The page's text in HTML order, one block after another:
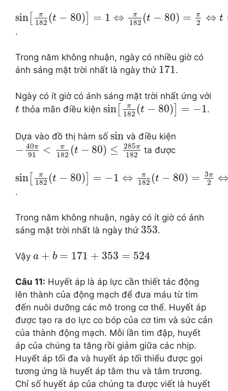
sin π
182 (t − 80) = 1 ⇔ π
182 (t − 80) = π
2 ⇔ t
.
Trong năm không nhuận, ngày có nhiều giờ có
ánh sáng mặt trời nhất là ngày thứ 171.
Ngày có ít giờ có ánh sáng mặt trời nhất ứng với
t thỏa mãn điều kiện sin[ π
182 (t − 80) = −1.
Dựa vào đồ thị hàm số sin và điều kiện
− 40π
91 < π
182 (t − 80) ≤ 285π
182 ta được
sin π
182 (t − 80) = −1 ⇔ π
182 (t − 80) = 3π
2
.
Trong năm không nhuận, ngày có ít giờ có ánh
sáng mặt trời nhất là ngày thứ 353.
Vậy a + b = 171 + 353 = 524
Câu 11: Huyết áp là áp lực cần thiết tác động
lên thành của động mạch để đưa máu từ tim
đến nuôi dưỡng các mô trong cơ thể. Huyết áp
được tạo ra do lực co bóp của cơ tim và sức cản
của thành động mạch. Mỗi lần tim đập, huyết
áp của chúng ta tăng rồi giảm giữa các nhịp.
Huyết áp tối đa và huyết áp tối thiểu được gọi
tương ứng là huyết áp tâm thu và tâm trương.
Chỉ số huyết áp của chúng ta được viết là huyết